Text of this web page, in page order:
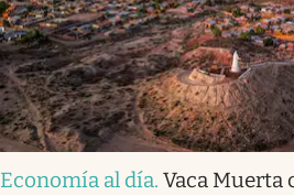
Economía al día. Vaca Muerta